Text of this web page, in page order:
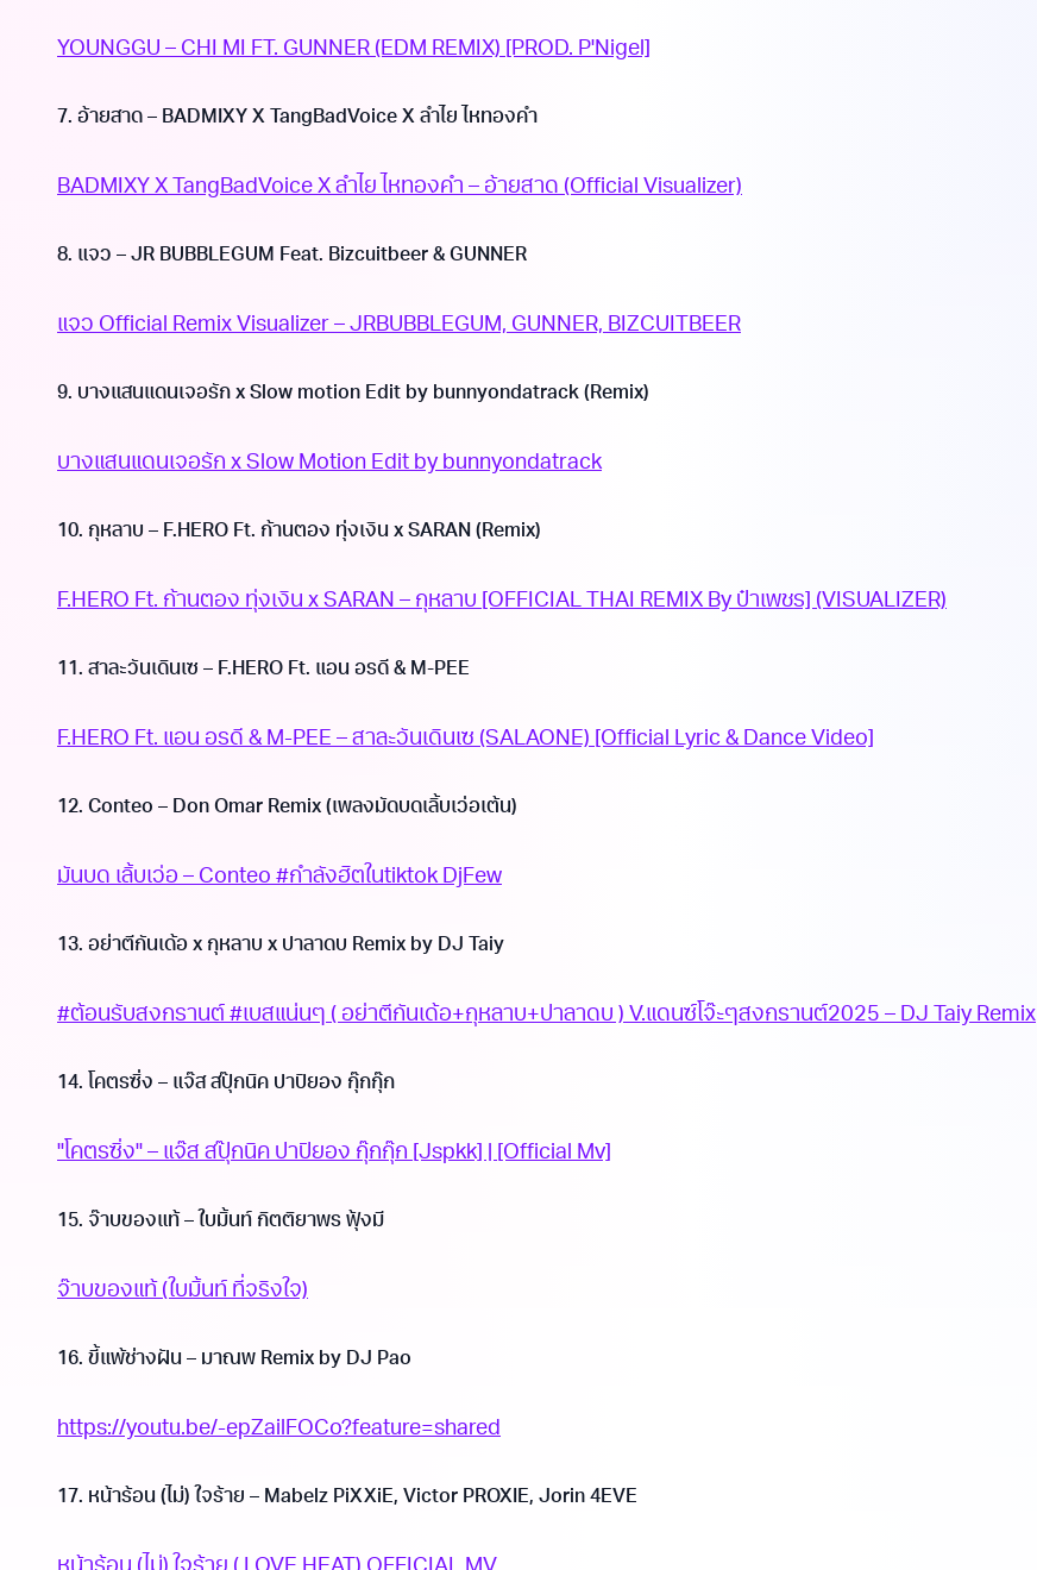
YOUNGGU – CHI MI FT. GUNNER (EDM REMIX) [PROD. P'Nigel]
7. อ้ายสาด – BADMIXY X TangBadVoice X ลําไย ไหทองคํา
BADMIXY X TangBadVoice X ลําไย ไหทองคํา – อ้ายสาด (Official Visualizer)
8. แจว – JR BUBBLEGUM Feat. Bizcuitbeer & GUNNER
แจว Official Remix Visualizer – JRBUBBLEGUM, GUNNER, BIZCUITBEER
9. บางแสนแดนเจอรัก x Slow motion Edit by bunnyondatrack (Remix)
บางแสนแดนเจอรัก x Slow Motion Edit by bunnyondatrack
10. กุหลาบ – F.HERO Ft. ก้านตอง ทุ่งเงิน x SARAN (Remix)
F.HERO Ft. ก้านตอง ทุ่งเงิน x SARAN – กุหลาบ [OFFICIAL THAI REMIX By ป๋าเพชร] (VISUALIZER)
11. สาละวันเดินเซ – F.HERO Ft. แอน อรดี & M-PEE
F.HERO Ft. แอน อรดี & M-PEE – สาละวันเดินเซ (SALAONE) [Official Lyric & Dance Video]
12. Conteo – Don Omar Remix (เพลงมัดบดเลิ้บเว่อเต้น)
มันบด เลิ้บเว่อ – Conteo #กำลังฮิตในtiktok DjFew
13. อย่าตีกันเด้อ x กุหลาบ x ปาลาดบ Remix by DJ Taiy
#ต้อนรับสงกรานต์ #เบสแน่นๆ ( อย่าตีกันเด้อ+กุหลาบ+ปาลาดบ ) V.แดนซ์โจ๊ะๆสงกรานต์2025 – DJ Taiy Remix
14. โคตรซิ่ง – แจ๊ส สปุ๊กนิค ปาปิยอง กุ๊กกุ๊ก
"โคตรซิ่ง" – แจ๊ส สปุ๊กนิค ปาปิยอง กุ๊กกุ๊ก [Jspkk] | [Official Mv]
15. จ๊าบของแท้ – ใบมิ้นท์ กิตติยาพร ฟุ้งมี
จ๊าบของแท้ (ใบมิ้นท์ ที่จริงใจ)
16. ขี้แพ้ช่างฝัน – มาณพ Remix by DJ Pao
https://youtu.be/-epZailFOCo?feature=shared
17. หน้าร้อน (ไม่) ใจร้าย – Mabelz PiXXiE, Victor PROXIE, Jorin 4EVE